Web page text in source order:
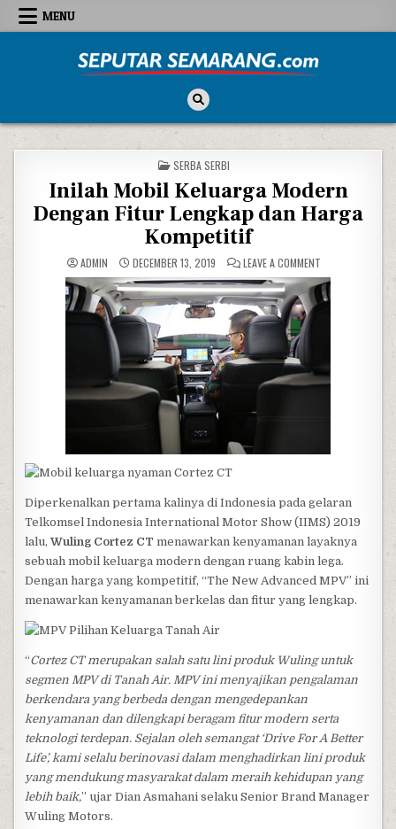
Skip to content
MENU
POSTED IN
SERBA SERBI
Inilah Mobil Keluarga Modern
Dengan Fitur Lengkap dan Harga
Kompetitif
ADMIN DECEMBER 13, 2019 LEAVE A COMMENTON INILAH MOBIL
Diperkenalkan pertama kalinya di Indonesia pada gelaran
Telkomsel Indonesia International Motor Show (IIMS) 2019
lalu,Wuling Cortez CT menawarkan kenyamanan layaknya
sebuah mobil keluarga modern dengan ruang kabin lega.
Dengan harga yang kompetitif, “The New Advanced MPV” ini
menawarkan kenyamanan berkelas dan fitur yang lengkap.
“Cortez CT merupakan salah satu lini produk Wuling untuk
segmen MPV di Tanah Air. MPV ini menyajikan pengalaman
berkendara yang berbeda dengan mengedepankan
kenyamanan dan dilengkapi beragam fitur modern serta
teknologi terdepan. Sejalan oleh semangat ‘Drive For A Better
Life’, kami selalu berinovasi dalam menghadirkan lini produk
yang mendukung masyarakat dalam meraih kehidupan yang
lebih baik,” ujar Dian Asmahani selaku Senior Brand Manager
Wuling Motors.